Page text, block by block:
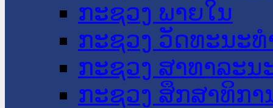
ກະຊວງ ພາຍໃນ
ກະຊວງ ວັດທະນະ
ກະຊວງ ສາທາລະນ
ກະຊວງ ສຶກສາທິກາ